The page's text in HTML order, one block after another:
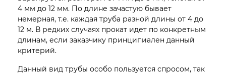
4 мм до 12 мм. По длине зачастую бывает
немерная, т.е. каждая труба разной длины от 4 до
12 м. В редких случаях прокат идет по конкретным
длинам, если заказчику принципиален данный
критерий.
Данный вид трубы особо пользуется спросом, так